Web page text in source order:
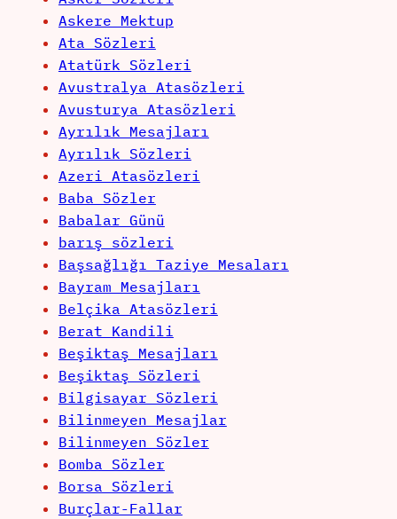
Askere Mektup
Ata Sözleri
Atatürk Sözleri
Avustralya Atasözleri
Avusturya Atasözleri
Ayrılık Mesajları
Ayrılık Sözleri
Azeri Atasözleri
Baba Sözler
Babalar Günü
barış sözleri
Başsağlığı Taziye Mesaları
Bayram Mesajları
Belçika Atasözleri
Berat Kandili
Beşiktaş Mesajları
Beşiktaş Sözleri
Bilgisayar Sözleri
Bilinmeyen Mesajlar
Bilinmeyen Sözler
Bomba Sözler
Borsa Sözleri
Burçlar-Fallar